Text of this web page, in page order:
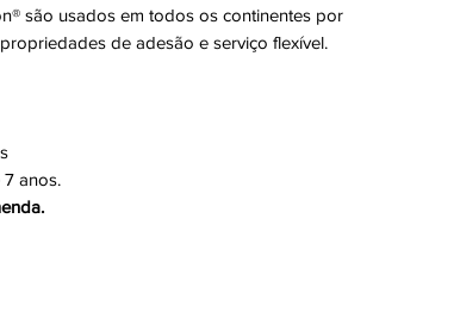
são usados em todos os continentes por
de adesão e serviço flexível.
anos.